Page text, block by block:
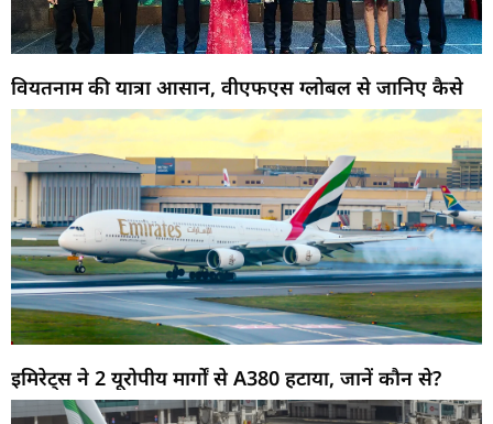
वियतनाम की यात्रा आसान, वीएफएस ग्लोबल से जानिए कैसे
इमिरेट्स ने 2 यूरोपीय मार्गों से A380 हटाया, जानें कौन से?